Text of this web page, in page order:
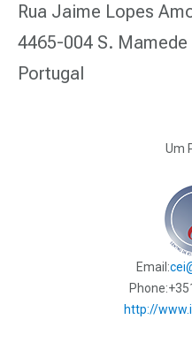
Rua Jaime Lopes
4465-004 S.
Portugal
Um
Email:
Phone:
http://